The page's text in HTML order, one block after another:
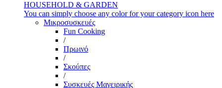
HOUSEHOLD & GARDEN
You can simply choose any color for your category icon here
Μικροσυσκευές
Fun Cooking
/
Πρωινό
/
Σκούπες
/
Συσκευές Μαγειρικής